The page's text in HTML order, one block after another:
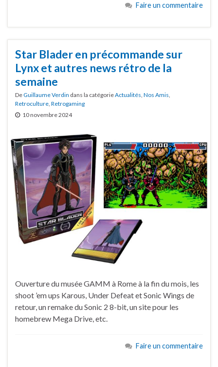
Faire un commentaire
Star Blader en précommande sur
Lynx et autres news rétro de la
semaine
DeGuillaume Verdin dans la catégorieActualités, Nos Amis,
Retroculture, Retrogaming
10 novembre 2024
Ouverture du musée GAMM à Rome à la fin du mois, les
shoot ’em ups Karous, Under Defeat et Sonic Wings de
retour, un remake du Sonic 2 8-bit, un site pour les
homebrew Mega Drive, etc.
Faire un commentaire